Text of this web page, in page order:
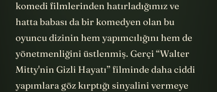
komedi filmlerinden hatırladığımız ve
hatta babası da bir komedyen olan bu
oyuncu dizinin hem yapımcılığını hem de
yönetmenliğini üstlenmiş. Gerçi “Walter
Mitty'nin Gizli Hayatı” filminde daha ciddi
yapımlara göz kırptığı sinyalini vermeye